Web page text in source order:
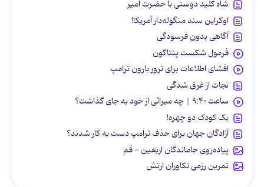
شاه کلید دوستی با حضرت امیر
اوکراین سند منگوله‌دار آمریکا!
آگاهی بدون فرسودگی
فرمول شکست پنتاگون
افشای اطلاعات برای ترور بارون ترامپ
نجات از غرق شدگی
ساعت ۹:۴۰ | چه میراثی از خود به جای گذاشت؟
یک کودک دو چهره!
آزادگان جهان برای حذف ترامپ دست به کار شدند؟
پیاده‌روی جاماندگان اربعین - قم
تمرین رزمی تکاوران ارتش